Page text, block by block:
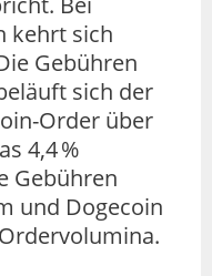
kehrt sich
Gebühren
sich der
Order über
4,4 %
Gebühren
und Dogecoin